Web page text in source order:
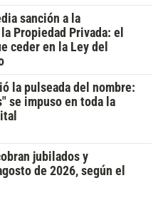
sanción a la
Propiedad Privada: el
ceder en la Ley del
la pulseada del nombre:
se impuso en toda la
jubilados y
de 2026, según el